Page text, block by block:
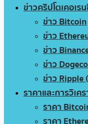
ข่าวคริปโตเคอเร
ข่าว Bitcoin
ข่าว
ข่าว
ข่าว
ข่าว Ripple
ราคาและการวิเค
ราคา